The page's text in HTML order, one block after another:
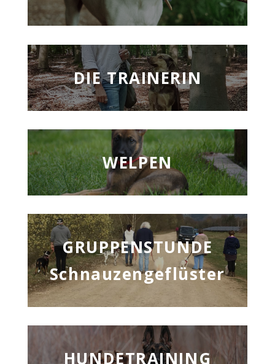
DIE TRAINERIN
WELPEN
GRUPPENSTUNDE
Schnauzengeflüster
HUNDETRAINING